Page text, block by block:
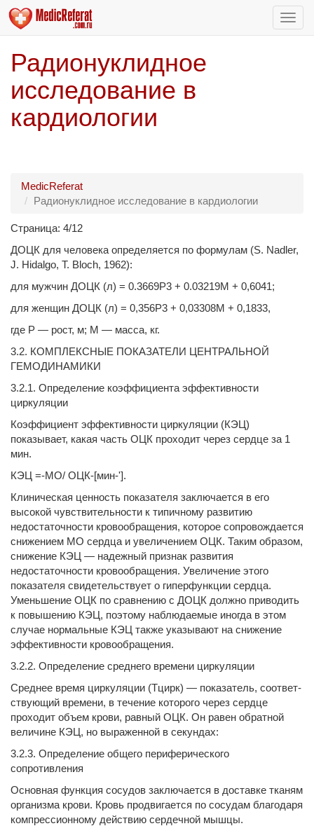
Радионуклидное
исследование в
кардиологии
MedicReferat
Радионуклидное исследование в кардиологии
Страница: 4/12
ДОЦК для человека определяется по формулам (S. Nadler,
J. Hidalgo, Т. Bloch, 1962):
для мужчин ДОЦК (л) = 0.3669Р3 + 0.03219М + 0,6041;
для женщин ДОЦК (л) = 0,356Р3 + 0,03308М + 0,1833,
где Р — рост, м; М — масса, кг.
3.2. КОМПЛЕКСНЫЕ ПОКАЗАТЕЛИ ЦЕНТРАЛЬНОЙ
ГЕМОДИНАМИКИ
3.2.1. Определение коэффициента эффективности
циркуляции
Коэффициент эффективности циркуляции (КЭЦ)
показывает, какая часть ОЦК проходит через сердце за 1
мин.
КЭЦ =-МО/ ОЦК-[мин-'].
Клиническая ценность показателя заключается в его
высокой чувствительности к типичному развитию
недостаточно­сти кровообращения, которое сопровождается
снижением МО сердца и увеличением ОЦК. Таким образом,
снижение КЭЦ — надежный признак развития
недостаточности кровообращения. Увеличение этого
показателя свидетельствует о гиперфункции сердца.
Умень­шение ОЦК по сравнению с ДОЦК должно приводить
к повы­шению КЭЦ, поэтому наблюдаемые иногда в этом
случае нор­мальные КЭЦ также указывают на снижение
эффективности кровообращения.
3.2.2. Определение среднего времени циркуляции
Среднее время циркуляции (Тцирк) — показатель, соответ­
ствующий времени, в течение которого через сердце
проходит объем крови, равный ОЦК. Он равен обратной
величине КЭЦ, но выраженной в секундах:
3.2.3. Определение общего периферического
сопротивления
Основная функция сосудов заключается в доставке тканям
организма крови. Кровь продвигается по сосудам благодаря
компресси­онному действию сердечной мышцы.